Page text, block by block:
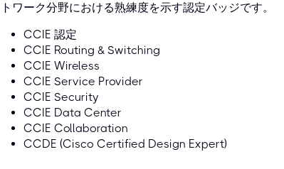
トワーク分野における熟練度を示す認定バッジです。
CCIE 認定
CCIE Routing & Switching
CCIE Wireless
CCIE Service Provider
CCIE Security
CCIE Data Center
CCIE Collaboration
CCDE (Cisco Certified Design Expert)